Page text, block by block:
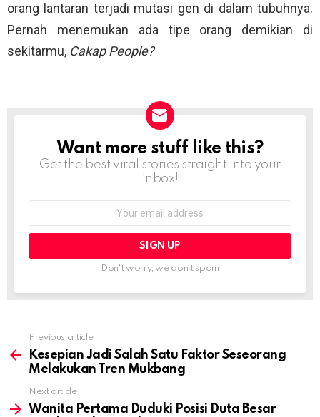
orang lantaran terjadi mutasi gen di dalam tubuhnya.
Pernah menemukan ada tipe orang demikian di
sekitarmu, Cakap People?
NEWSLETTER
Want more stuff like this?
Get the best viral stories straight into your
inbox!
Don't worry, we don't spam
more
Previous article
Kesepian Jadi Salah Satu Faktor Seseorang
Melakukan Tren Mukbang
Next article
Wanita Pertama Duduki Posisi Duta Besar